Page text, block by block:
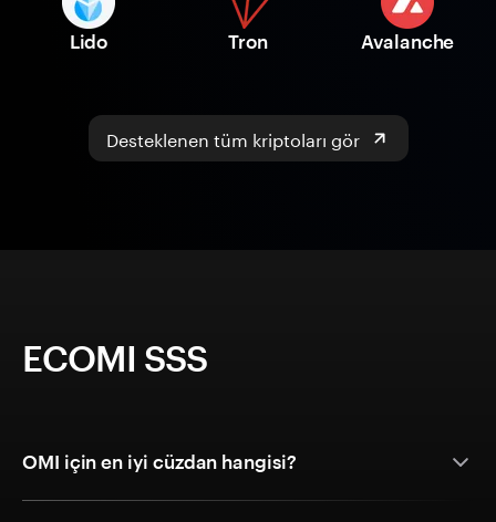
Lido Tron Avalanche
Desteklenen tüm kriptoları gör
ECOMI SSS
OMI için en iyi cüzdan hangisi?